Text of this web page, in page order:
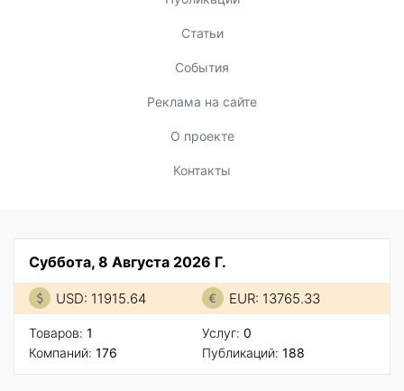
Статьи
События
Реклама на сайте
О проекте
Контакты
Суббота, 8 Августа 2026 Г.
USD: 11915.64 EUR: 13765.33
Товаров: 1
Компаний: 176
Услуг: 0
Публикаций: 188